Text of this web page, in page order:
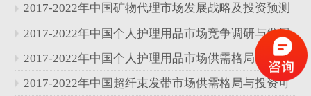
分析报告
2017-2022年中国矿物代理市场发展战略及投资预测
分析报告
2017-2022年中国个人护理用品市场竞争调研与发展
状况分析报告
2017-2022年中国个人护理用品市场供需格局与发展
趋势分析报告
2017-2022年中国超纤束发带市场供需格局与投资可